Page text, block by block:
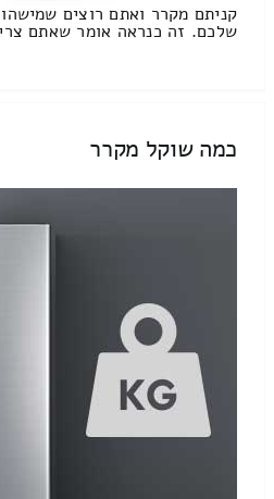
קניתם מקרר ואתם רוצים
שלכם. זה כנראה אומר שאתם
כמה שוקל מקרר